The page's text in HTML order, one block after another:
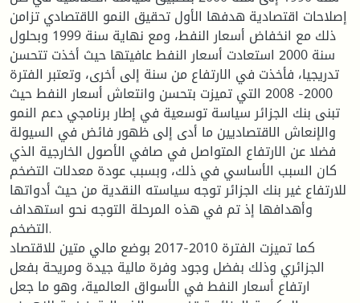
إصلاحات اقتصادية هدفها الأول تحقيق النمو الاقتصادي تزامن
ذلك مع انخفاض أسعار النفط، ومع نهاية سنة 1999 وبحلول
سنة 2000 استعادت أسعار النفط عافيتها حيث أخذت تتحسن
تدريجيا، فأخذت في الارتفاع من سنة إلى أخرى، وتعتبر الفترة
2000- 2008 التي تميزت بتحسن وانتعاش أسعار النفط حيث
تبنى بنك الجزائر سياسة توسعية في إطار برنامجي دعم النمو
والإنعاش الاقتصاديين ما أدى إلى ظهور فائض في السيولة
فضلا عن الارتفاع المتواصل في صافي الأصول الخارجية الذي
كان السبب الأساسي في ذلك، وبسبب عودة معدلات التضخم
للارتفاع غير بنك الجزائر توجه سياسته النقدية من حيث أدواتها
وأهدافها إذ تم في هذه المرحلة التوجه نحو استهداف
التضخم.
كما تميزت الفترة 2010-2017 بوضع مالي متين للاقتصاد
الجزائري وذلك بفضل وجود وفرة مالية جيدة ومريحة بفعل
ارتفاع أسعار النفط في الأسواق العالمية، وهو ما جعل